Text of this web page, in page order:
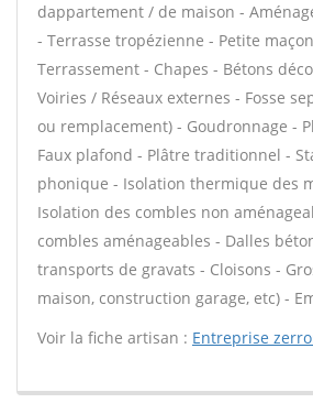
dappartement / de maison -
- Terrasse tropézienne - Petite
Terrassement - Chapes - Bétons
Voiries / Réseaux externes - Fosse
ou remplacement) - Goudronnage -
Faux plafond - Plâtre traditionnel -
phonique - Isolation thermique des
Isolation des combles non
combles aménageables - Dalles
transports de gravats - Cloisons -
maison, construction garage, etc) -
Voir la fiche artisan : Entreprise